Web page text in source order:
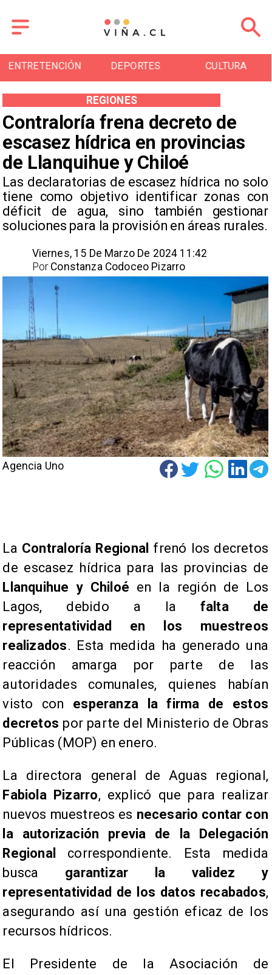
ENTRETENCIÓN DEPORTES CULTURA
Contraloría frena decreto de
escasez hídrica en provincias
de Llanquihue y Chiloé
Las declaratorias de escasez hídrica no solo
tiene como objetivo identificar zonas con
déficit de agua, sino también gestionar
soluciones para la provisión en áreas rurales.
REGIONES
Viernes, 15 De Marzo De 2024 11:42
Constanza Codoceo Pizarro
Por
Agencia Uno
​La Contraloría Regional frenó los decretos
de escasez hídrica para las provincias de
Llanquihue y Chiloé en la región de Los
Lagos, debido a la falta de
representatividad en los muestreos
realizados. Esta medida ha generado una
reacción amarga por parte de las
autoridades comunales, quienes habían
visto con esperanza la firma de estos
decretos por parte del Ministerio de Obras
Públicas (MOP) en enero.
​La directora general de Aguas regional,
Fabiola Pizarro, explicó que para realizar
nuevos muestreos es necesario contar con
la autorización previa de la Delegación
Regional correspondiente. Esta medida
busca garantizar la validez y
representatividad de los datos recabados,
asegurando así una gestión eficaz de los
recursos hídricos.
​El Presidente de la Asociación de